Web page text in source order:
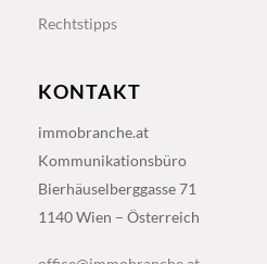
Rechtstipps
KONTAKT
immobranche.at
Kommunikationsbüro
Bierhäuselberggasse 71
1140 Wien – Österreich